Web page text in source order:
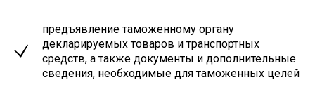
предъявление таможенному органу
декларируемых товаров и транспортных
средств, а также документы и дополнительные
сведения, необходимые для таможенных целей